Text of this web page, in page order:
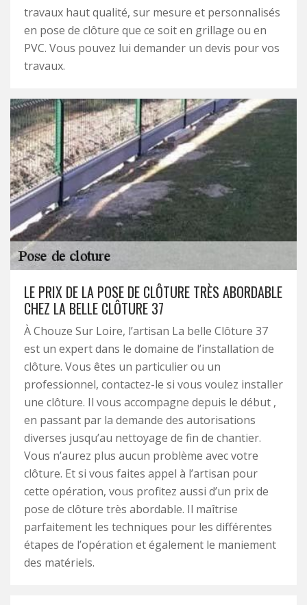
travaux haut qualité, sur mesure et personnalisés
en pose de clôture que ce soit en grillage ou en
PVC. Vous pouvez lui demander un devis pour vos
travaux.
LE PRIX DE LA POSE DE CLÔTURE TRÈS ABORDABLE
CHEZ LA BELLE CLÔTURE 37
À Chouze Sur Loire, l’artisan La belle Clôture 37
est un expert dans le domaine de l’installation de
clôture. Vous êtes un particulier ou un
professionnel, contactez-le si vous voulez installer
une clôture. Il vous accompagne depuis le début ,
en passant par la demande des autorisations
diverses jusqu’au nettoyage de fin de chantier.
Vous n’aurez plus aucun problème avec votre
clôture. Et si vous faites appel à l’artisan pour
cette opération, vous profitez aussi d’un prix de
pose de clôture très abordable. Il maîtrise
parfaitement les techniques pour les différentes
étapes de l’opération et également le maniement
des matériels.